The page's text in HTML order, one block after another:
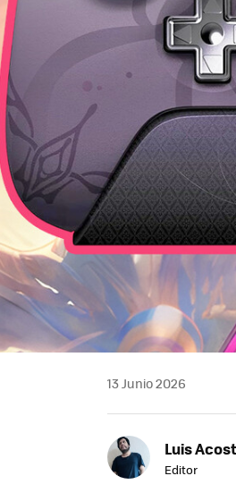
13 Junio 2026
Luis
Editor